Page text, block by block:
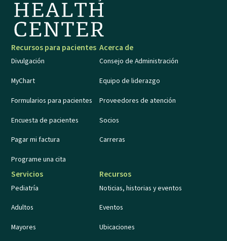
Recursos para pacientes
Divulgación
MyChart
Formularios para pacientes
Encuesta de pacientes
Pagar mi factura
Programe una cita
Acerca de
Consejo de Administración
Equipo de liderazgo
Proveedores de atención
Socios
Carreras
Servicios
Pediatría
Adultos
Mayores
Recursos
Noticias, historias y eventos
Eventos
Ubicaciones